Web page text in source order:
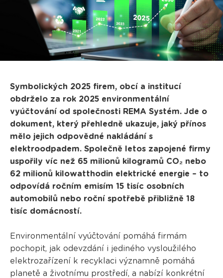
Symbolických 2025 firem, obcí a institucí
obdrželo za rok 2025 environmentální
vyúčtování od společnosti REMA Systém. Jde o
dokument, který přehledně ukazuje, jaký přínos
mělo jejich odpovědné nakládání s
elektroodpadem. Společně letos zapojené firmy
uspořily víc než 65 milionů kilogramů CO₂ nebo
62 milionů kilowatthodin elektrické energie – to
odpovídá ročním emisím 15 tisíc osobních
automobilů nebo roční spotřebě přibližně 18
tisíc domácností.
Environmentální vyúčtování pomáhá firmám
pochopit, jak odevzdání i jediného vysloužilého
elektrozařízení k recyklaci významně pomáhá
planetě a životnímu prostředí, a nabízí konkrétní